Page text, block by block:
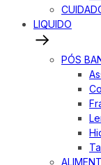
LIQUIDO
PÓS